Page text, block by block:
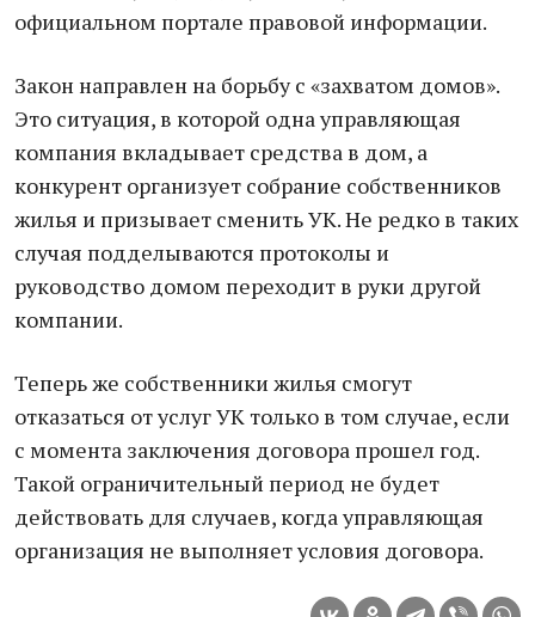
официальном портале правовой информации.
Закон направлен на борьбу с «захватом домов».
Это ситуация, в которой одна управляющая
компания вкладывает средства в дом, а
конкурент организует собрание собственников
жилья и призывает сменить УК. Не редко в таких
случая подделываются протоколы и
руководство домом переходит в руки другой
компании.
Теперь же собственники жилья смогут
отказаться от услуг УК только в том случае, если
с момента заключения договора прошел год.
Такой ограничительный период не будет
действовать для случаев, когда управляющая
организация не выполняет условия договора.